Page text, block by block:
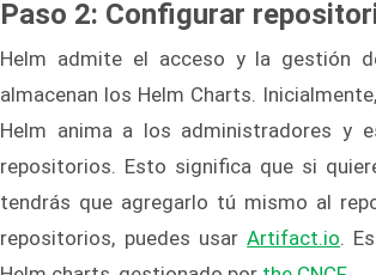
Paso 2: Configurar
Helm admite el acceso y la gestión
almacenan los Helm Charts.
Helm anima a los administradores y
repositorios. Esto significa que si
tendrás que agregarlo tú mismo al
repositorios, puedes usarArtifact.io.